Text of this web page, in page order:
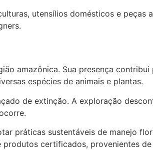
utensílios domésticos e peças
amazônica. Sua presença contribui
espécies de animais e plantas.
de extinção. A exploração
práticas sustentáveis de manejo
certificados, provenientes